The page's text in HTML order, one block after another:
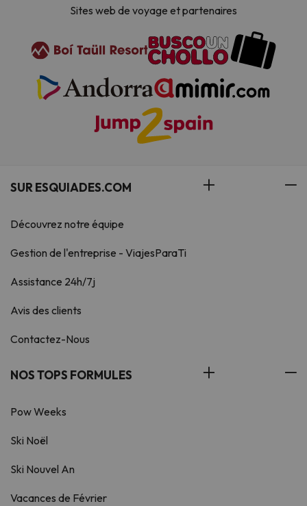
Sites web de voyage et partenaires
SUR ESQUIADES.COM
Découvrez notre équipe
Gestion de l'entreprise - ViajesParaTi
Assistance 24h/7j
Avis des clients
Contactez-Nous
NOS TOPS FORMULES
Pow Weeks
Ski Noël
Ski Nouvel An
Vacances de Février